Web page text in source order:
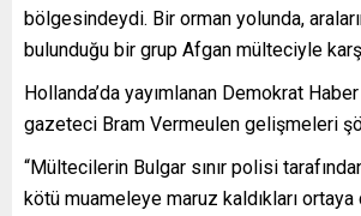
bölgesindeydi. Bir orman yolunda,
bulunduğu bir grup Afgan mülteciyle
Hollanda’da yayımlanan Demokrat
gazeteci Bram Vermeulen gelişmeleri
“Mültecilerin Bulgar sınır polisi
kötü muameleye maruz kaldıkları ortaya